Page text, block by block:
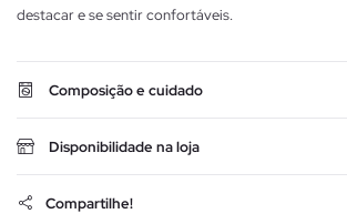
destacar e se sentir confortáveis.
Composição e cuidado
Disponibilidade na loja
Compartilhe!